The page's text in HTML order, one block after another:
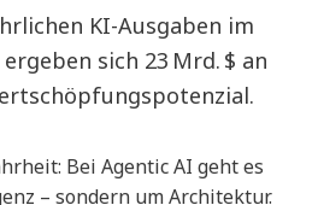
KI-Ausgaben im
sich 23 Mrd. $ an
Bei Agentic AI geht es
– sondern um Architektur.